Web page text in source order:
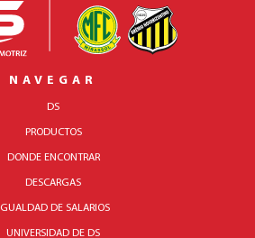
NAVEGAR
DS
PRODUCTOS
DONDE ENCONTRAR
DESCARGAS
IGUALDAD DE SALARIOS
UNIVERSIDAD DE DS